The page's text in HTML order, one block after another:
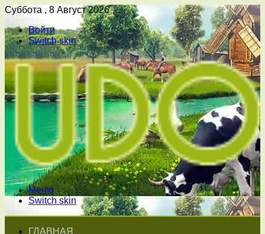
Суббота , 8 Август 2026
Войти
Switch skin
Меню
Switch skin
ГЛАВНАЯ